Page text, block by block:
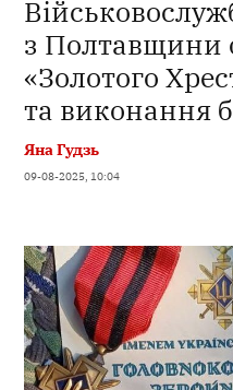
з Полтавщини
«Золотого
та виконання
Яна Гудзь
09-08-2025, 10:04